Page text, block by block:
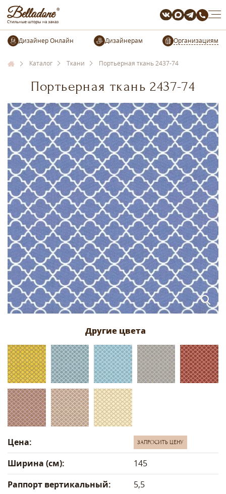
Организациям
Каталог Ткани Портьерная ткань 2437-74
Портьерная ткань 2437-74
Цена: ЗАПРОСИТЬ ЦЕНУ
Ширина (см):
145
Раппорт вертикальный:
5,5